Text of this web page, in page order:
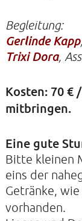
Begleitung:
Gerlinde Kapp
Trixi Dora,
Kosten: 70 €
mitbringen.
Eine gute
Bitte kleinen
eins der
Getränke,
vorhanden.